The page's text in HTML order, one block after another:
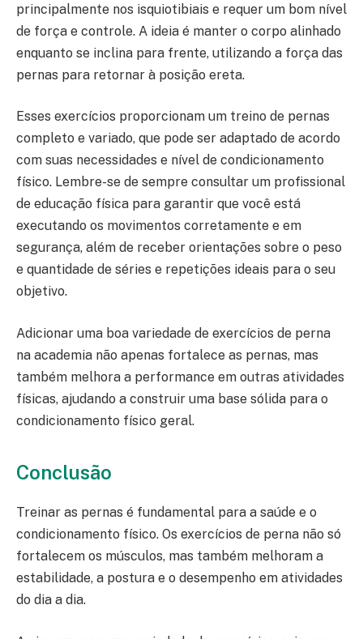
principalmente nos isquiotibiais e requer um bom nível
de força e controle. A ideia é manter o corpo alinhado
enquanto se inclina para frente, utilizando a força das
pernas para retornar à posição ereta.
Esses exercícios proporcionam um treino de pernas
completo e variado, que pode ser adaptado de acordo
com suas necessidades e nível de condicionamento
físico. Lembre-se de sempre consultar um profissional
de educação física para garantir que você está
executando os movimentos corretamente e em
segurança, além de receber orientações sobre o peso
e quantidade de séries e repetições ideais para o seu
objetivo.
Adicionar uma boa variedade de exercícios de perna
na academia não apenas fortalece as pernas, mas
também melhora a performance em outras atividades
físicas, ajudando a construir uma base sólida para o
condicionamento físico geral.
Conclusão
Treinar as pernas é fundamental para a saúde e o
condicionamento físico. Os exercícios de perna não só
fortalecem os músculos, mas também melhoram a
estabilidade, a postura e o desempenho em atividades
do dia a dia.